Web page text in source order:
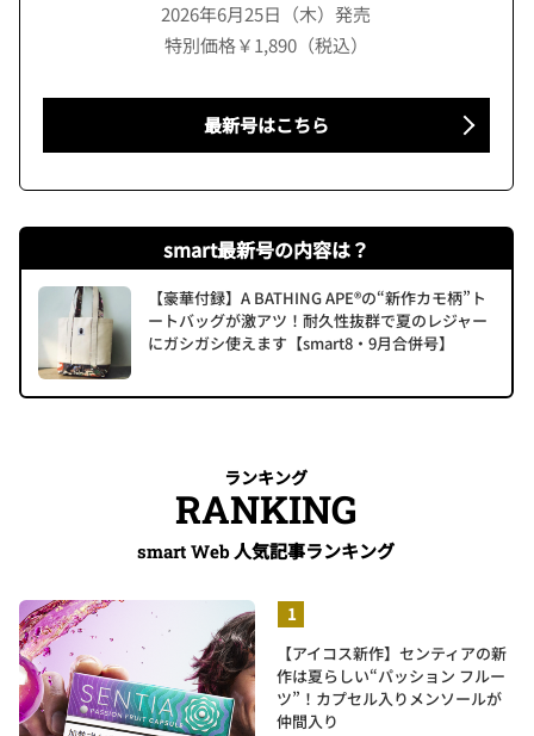
2026年6月25日（木）発売
特別価格￥1,890（税込）
最新号はこちら
smart最新号の内容は？
【豪華付録】A BATHING APE®の“新作カモ柄”ト
ートバッグが激アツ！耐久性抜群で夏のレジャー
にガシガシ使えます【smart8・9月合併号】
ランキング
RANKING
smart Web 人気記事ランキング
【アイコス新作】センティアの新
作は夏らしい“パッション フルー
ツ”！カプセル入りメンソールが
仲間入り